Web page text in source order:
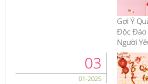
Gợi Ý
Độc Đáo
Người
03
01-2025